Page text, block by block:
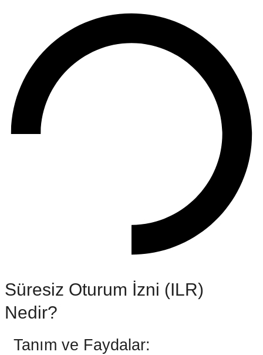
Süresiz Oturum İzni (ILR)
Nedir?
Tanım ve Faydalar: